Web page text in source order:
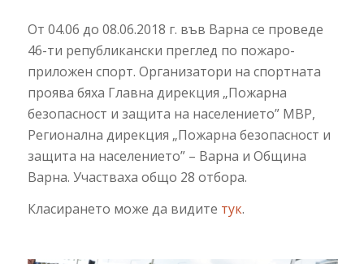
От 04.06 до 08.06.2018 г. във Варна се проведе
46-ти републикански преглед по пожаро-
приложен спорт. Организатори на спортната
проява бяха Главна дирекция „Пожарна
безопасност и защита на населението” МВР,
Регионална дирекция „Пожарна безопасност и
защита на населението” – Варна и Община
Варна. Участваха общо 28 отбора.
Класирането може да видите тук.